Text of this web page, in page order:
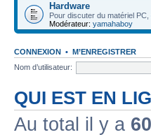
Hardware
Pour discuter du matériel
Modérateur: yamahaboy
CONNEXION • M’ENREGISTRER
Nom d’utilisateur:
QUI EST EN
Au total il y a